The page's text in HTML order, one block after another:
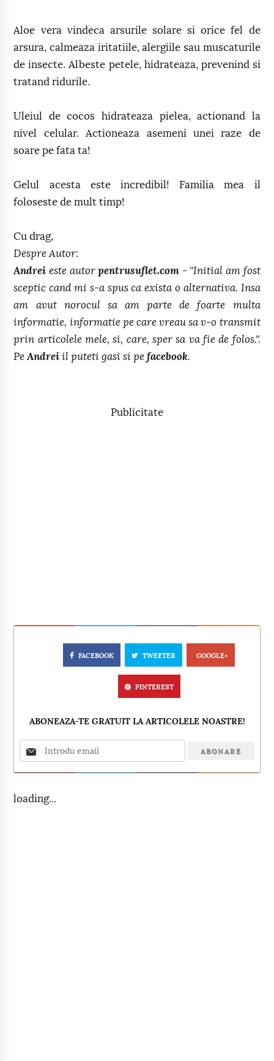
Aloe vera vindeca arsurile solare si orice fel de
arsura, calmeaza iritatiile, alergiile sau muscaturile
de insecte. Albeste petele, hidrateaza, prevenind si
tratand ridurile.
Uleiul de cocos hidrateaza pielea, actionand la
nivel celular. Actioneaza asemeni unei raze de
soare pe fata ta!
Gelul acesta este incredibil! Familia mea il
foloseste de mult timp!
Cu drag,
Despre Autor:
Andrei este autorpentrusuflet.com - "Initial am fost
sceptic cand mi s-a spus ca exista o alternativa. Insa
am avut norocul sa am parte de foarte multa
informatie, informatie pe care vreau sa v-o transmit
prin articolele mele, si, care, sper sa va fie de folos.".
PeAndrei il puteti gasi si pefacebook.
Publicitate
FACEBOOK TWEETER GOOGLE+
PINTEREST
ABONEAZA-TE GRATUIT LA ARTICOLELE NOASTRE!
loading...